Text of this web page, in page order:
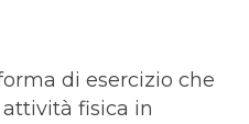
di esercizio che
fisica in